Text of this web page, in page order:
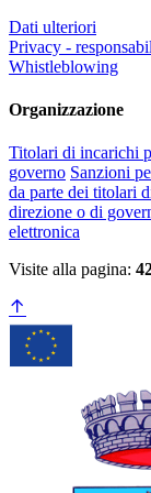
Dati ulteriori
Privacy -
Whistleblowing
Organizzazione
Titolari di incarichi
governo Sanzioni
da parte dei titolari
direzione o di
elettronica
Visite alla pagina: